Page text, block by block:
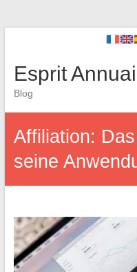
Esprit
Blog
Affiliation:
seine